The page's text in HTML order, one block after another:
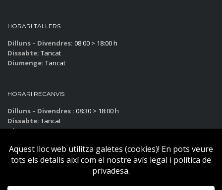
HORARI TALLERS
Dilluns – Divendres: 08:00 > 18:00 h
Dissabte: Tancat
Diumenge: Tancat
HORARI RECANVIS
Dilluns – Divendres : 08:30 > 18:00 h
Dissabte: Tancat
Diumenge:Tancat